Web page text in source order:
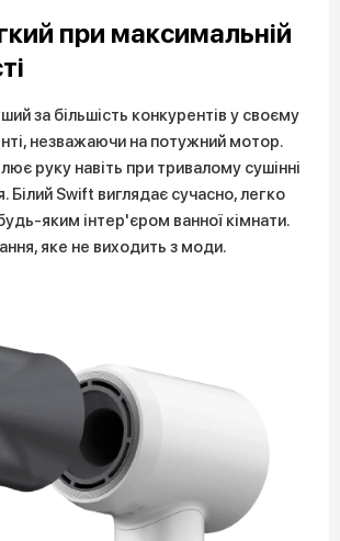
при максимальній
за більшість конкурентів у своєму
незважаючи на потужний мотор.
руку навіть при тривалому сушінні
Білий Swift виглядає сучасно, легко
яким інтер'єром ванної кімнати.
яке не виходить з моди.